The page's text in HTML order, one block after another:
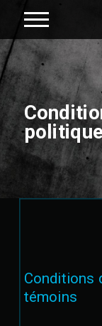
Conditions
témoins